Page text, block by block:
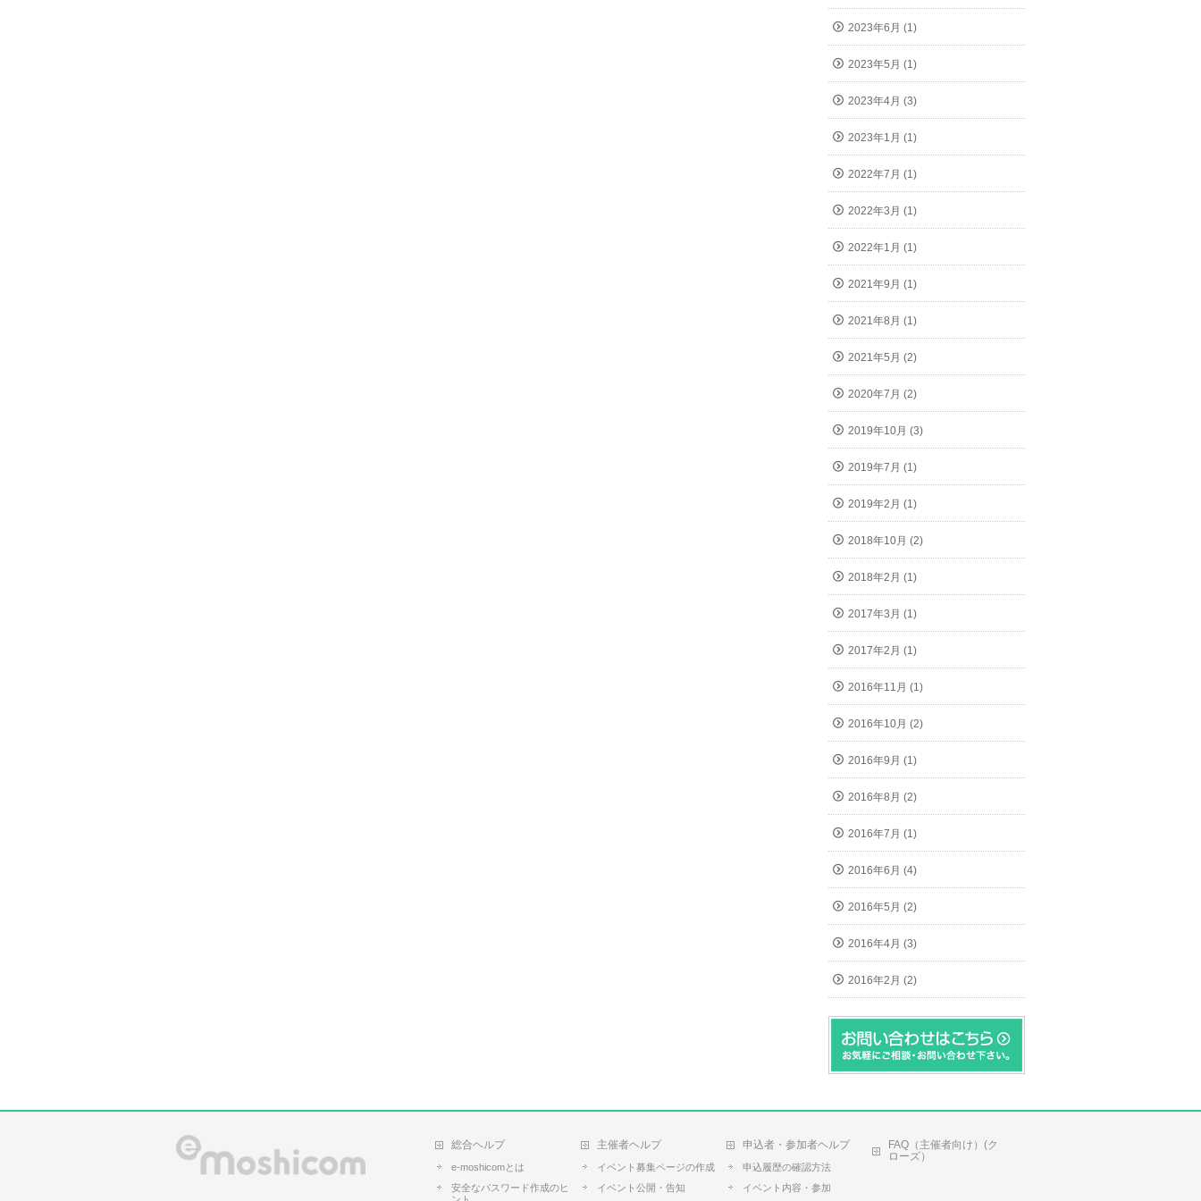
2023年6月 (1)
2023年5月 (1)
2023年4月 (3)
2023年1月 (1)
2022年7月 (1)
2022年3月 (1)
2022年1月 (1)
2021年9月 (1)
2021年8月 (1)
2021年5月 (2)
2020年7月 (2)
2019年10月 (3)
2019年7月 (1)
2019年2月 (1)
2018年10月 (2)
2018年2月 (1)
2017年3月 (1)
2017年2月 (1)
2016年11月 (1)
2016年10月 (2)
2016年9月 (1)
2016年8月 (2)
2016年7月 (1)
2016年6月 (4)
2016年5月 (2)
2016年4月 (3)
2016年2月 (2)
総合ヘルプ
e-moshicomとは
安全なパスワード作成のヒ
主催者ヘルプ
イベント募集ページの作成
イベント公開・告知
申込者・参加者ヘルプ
申込履歴の確認方法
イベント内容・参加
FAQ（主催者向け）(ク
ローズ）